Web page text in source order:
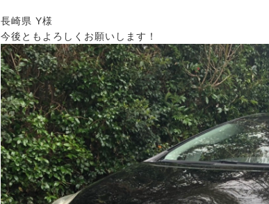
長崎県 Y様
今後ともよろしくお願いします！